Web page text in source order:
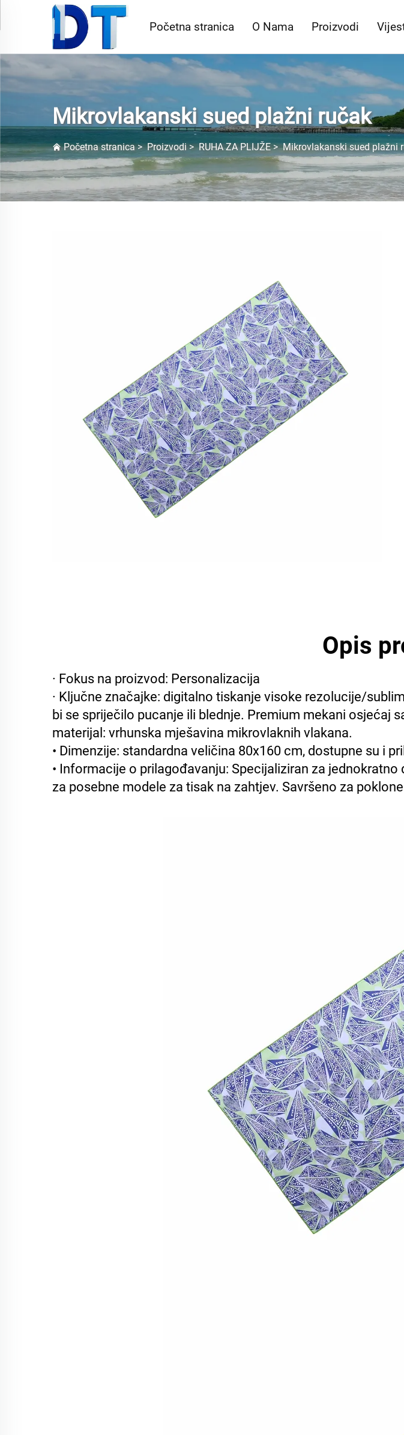
Početna stranica O Nama Proizvodi
Mikrovlakanski sued plažni ručak
Početna stranica>Proizvodi>RUHA ZA PLIJŽE>Mikrovlakanski sued plažni
Opis
· Fokus na proizvod: Personalizacija
· Ključne značajke: digitalno tiskanje visoke rezolucije/
bi se spriječilo pucanje ili blednje. Premium mekani osjećaj
materijal: vrhunska mješavina mikrovlaknih vlakana.
• Dimenzije: standardna veličina 80x160 cm, dostupne su i
• Informacije o prilagođavanju: Specijaliziran za
za posebne modele za tisak na zahtjev. Savršeno za